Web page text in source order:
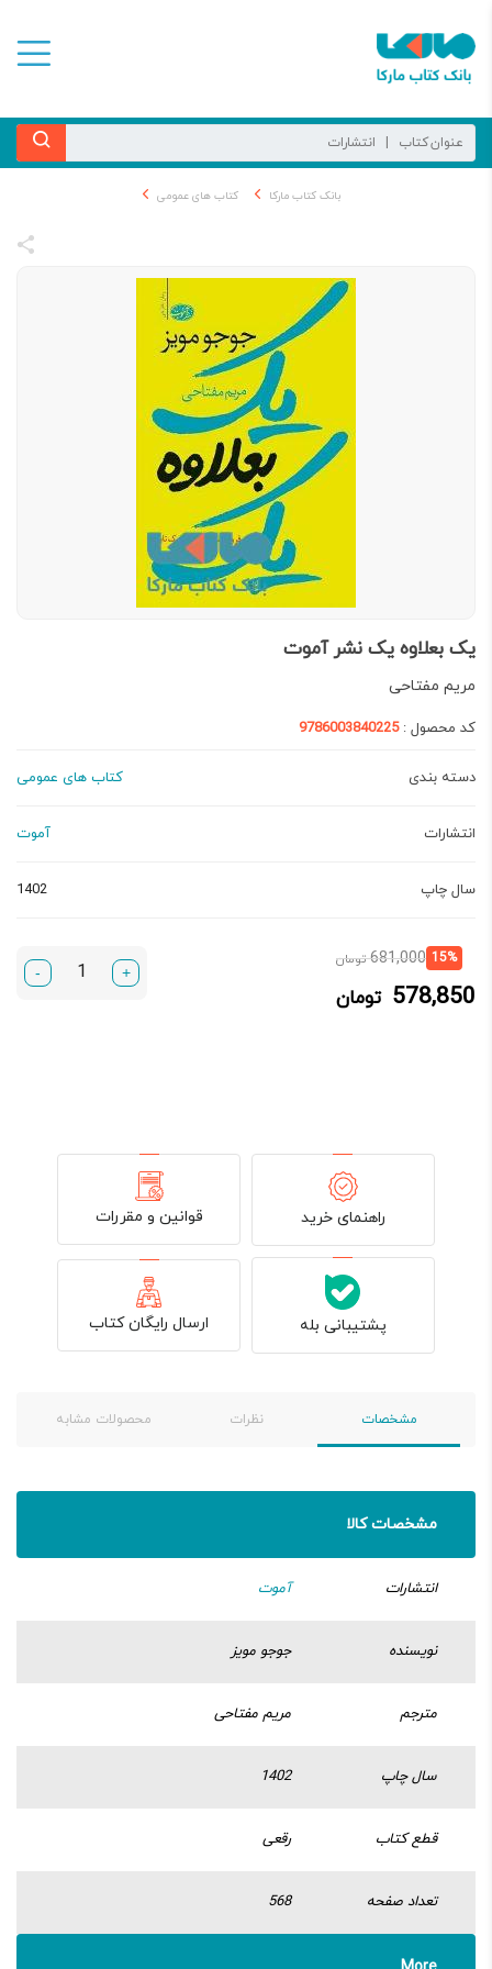
بانک کتاب مارکا کتاب های عمومی
یک بعلاوه یک نشر آموت
مریم مفتاحی
کد محصول :9786003840225
دسته بندی کتاب های عمومی
انتشارات آموت
سال چاپ 1402
15%
681,000 تومانقیمت
578,850 تومان
قیمت
578,850 تومان.
+
-
راهنمای خرید قوانین و مقررات
پشتیبانی بله ارسال رایگان کتاب
مشخصات نظرات محصولات مشابه
مشخصات کالا
انتشارات آموت
نویسنده جوجو مویز
مترجم مریم مفتاحی
سال چاپ 1402
قطع کتاب رقعی
تعداد صفحه 568